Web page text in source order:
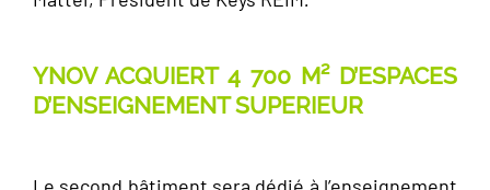
YNOV ACQUIERT 4 700 M² D’ESPACES
D’ENSEIGNEMENT SUPERIEUR